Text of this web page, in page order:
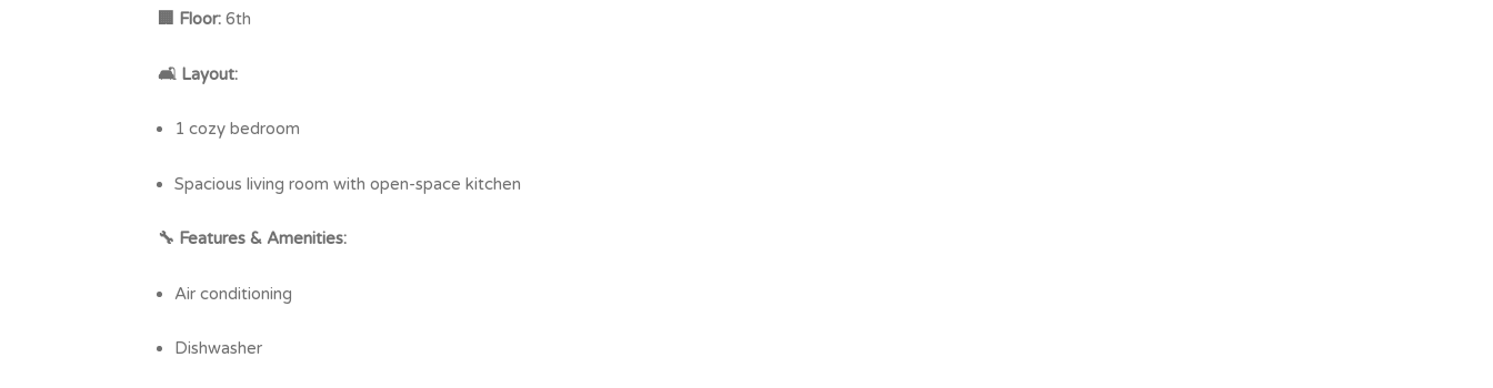
🏢 Floor: 6th
🛋️ Layout:
1 cozy bedroom
Spacious living room with open-space kitchen
🔧 Features & Amenities:
Air conditioning
Dishwasher